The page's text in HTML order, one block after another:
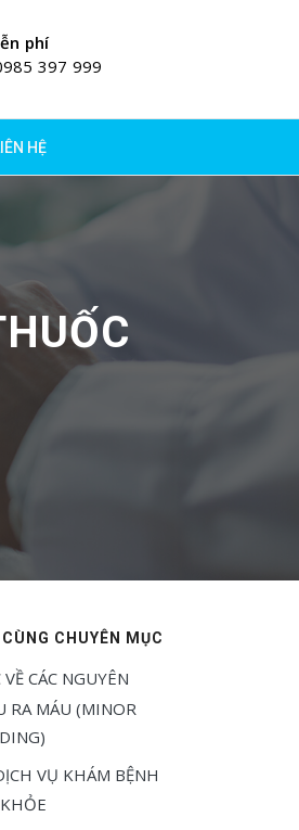
phí
397 999
HỆ
CHUYÊN MỤC
CÁC NGUYÊN
RA MÁU (MINOR
VỤ KHÁM BỆNH